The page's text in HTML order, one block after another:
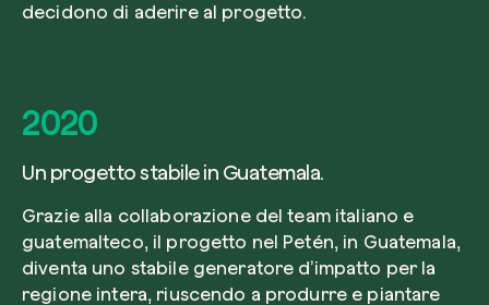
decidono di aderire al progetto.
2020
Un progetto stabile in Guatemala.
Grazie alla collaborazione del team italiano e
guatemalteco, il progetto nel Petén, in Guatemala,
diventa uno stabile generatore d’impatto per la
regione intera, riuscendo a produrre e piantare